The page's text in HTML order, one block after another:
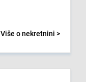
Više o nekretnini >